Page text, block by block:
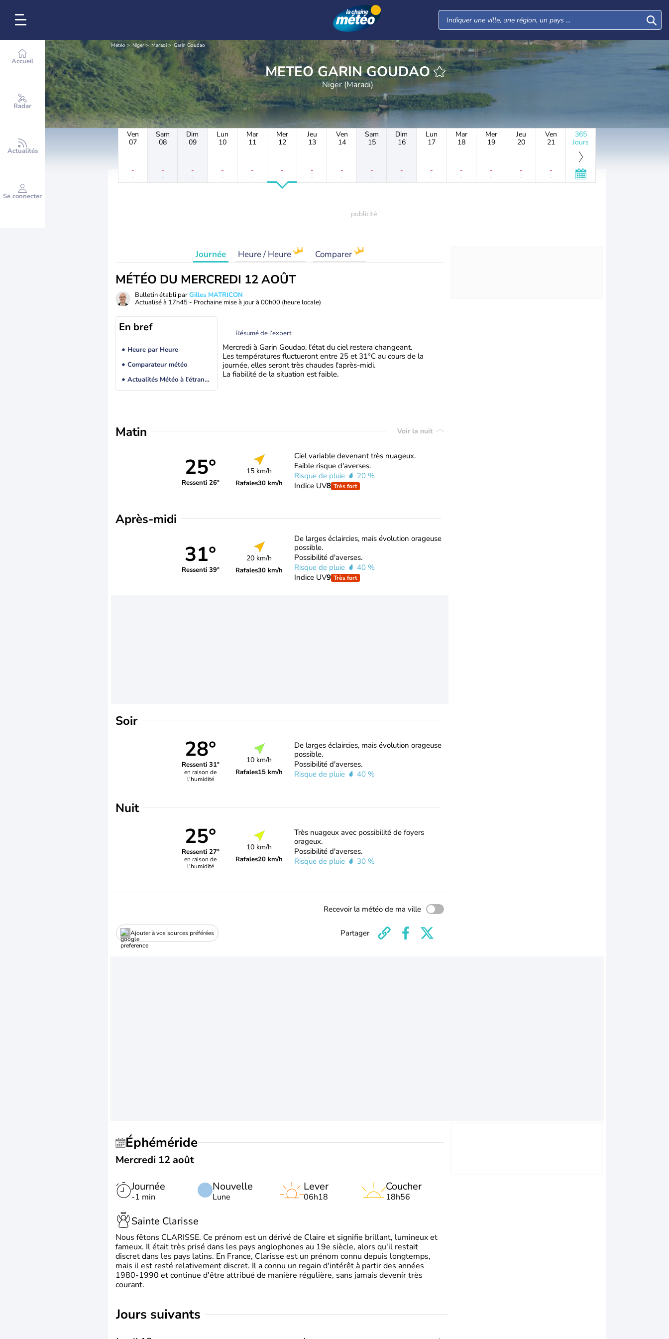
Accueil
Radar
Actualités
Se connecter
Météo Niger Maradi Garin Goudao
METEO GARIN GOUDAO
Niger (Maradi)
Ven
07
-
-
Sam
08
-
-
Dim
09
-
-
Lun
10
-
-
Mar
11
-
-
Mer
12
-
-
Jeu
13
-
-
Ven
14
-
-
Sam
15
-
-
Dim
16
-
-
Lun
17
-
-
Mar
18
-
-
Mer
19
-
-
Jeu
20
-
-
Ven
21
-
-
365
Jours
Journée Heure / Heure Comparer
MÉTÉO DU MERCREDI 12 AOÛT
Bulletin établi parGilles MATRICON
Actualisé à 17h45 - Prochaine mise à jour à 00h00 (heure locale)
En bref
Heure par Heure
Comparateur météo
Actualités Météo à l'étranger
Résumé de l’expert
Mercredi à Garin Goudao, l'état du ciel restera changeant.
Les températures fluctueront entre 25 et 31°C au cours de la
journée, elles seront très chaudes l'après-midi.
La fiabilité de la situation est faible.
Matin Voir la nuit
25°
Ressenti 26°
15 km/h
Rafales30 km/h
Ciel variable devenant très nuageux.
Faible risque d'averses.
Risque de pluie
20 %
Indice UV8 Très fort
Après-midi
31°
Ressenti 39°
20 km/h
Rafales30 km/h
De larges éclaircies, mais évolution orageuse
possible.
Possibilité d'averses.
Risque de pluie
40 %
Indice UV9 Très fort
Soir
28°
Ressenti 31°
en raison de
l'humidité
10 km/h
Rafales15 km/h
De larges éclaircies, mais évolution orageuse
possible.
Possibilité d'averses.
Risque de pluie
40 %
Nuit
25°
Ressenti 27°
en raison de
l'humidité
10 km/h
Rafales20 km/h
Très nuageux avec possibilité de foyers
orageux.
Possibilité d'averses.
Risque de pluie
30 %
Recevoir la météo de ma ville
Ajouter à vos sources préférées Partager
Éphéméride
Mercredi 12 août
Journée
-1 min
Nouvelle
Lune
Lever
06h18
Coucher
18h56
Sainte Clarisse
Nous fêtons CLARISSE. Ce prénom est un dérivé de Claire et signifie brillant, lumineux et
fameux. Il était très prisé dans les pays anglophones au 19e siècle, alors qu'il restait
discret dans les pays latins. En France, Clarisse est un prénom connu depuis longtemps,
mais il est resté relativement discret. Il a connu un regain d'intérêt à partir des années
1980-1990 et continue d'être attribué de manière régulière, sans jamais devenir très
courant.
jours suivants